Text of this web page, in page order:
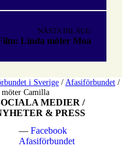
NÄSTA INLÄGG
Linda möter Moa
i Sverige / Afasiförbundet /
Camilla
MEDIER /
& PRESS
Facebook
Afasiförbundet